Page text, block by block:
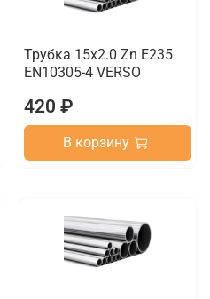
Трубка 15х2.0 Zn E235
EN10305-4 VERSO
420 ₽
В корзину